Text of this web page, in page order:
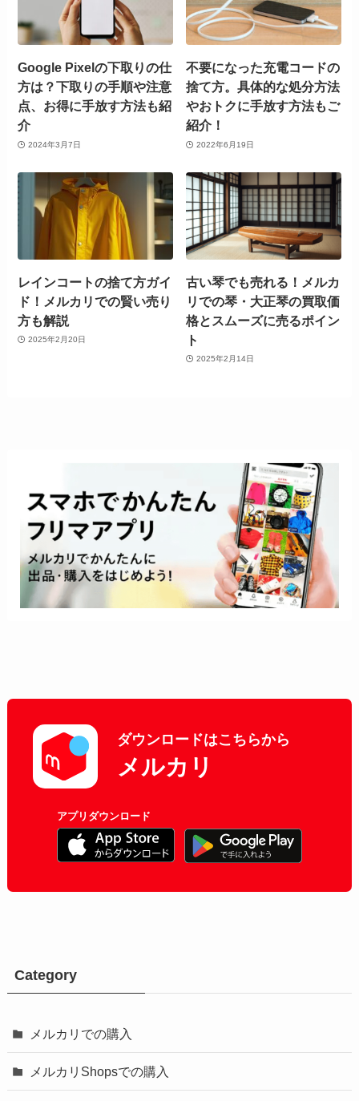
Google Pixelの下取りの仕
方は？下取りの手順や注意
点、お得に手放す方法も紹
介
2024年3月7日
不要になった充電コードの
捨て方。具体的な処分方法
やおトクに手放す方法もご
紹介！
2022年6月19日
レインコートの捨て方ガイ
ド！メルカリでの賢い売り
方も解説
2025年2月20日
古い琴でも売れる！メルカ
リでの琴・大正琴の買取価
格とスムーズに売るポイン
ト
2025年2月14日
ダウンロードはこちらから
メルカリ
アプリダウンロード
Category
メルカリでの購入
メルカリShopsでの購入